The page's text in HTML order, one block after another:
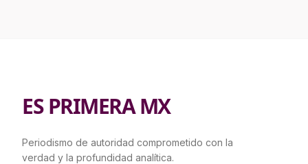
ES PRIMERA MX
Periodismo de autoridad comprometido con la
verdad y la profundidad analítica.